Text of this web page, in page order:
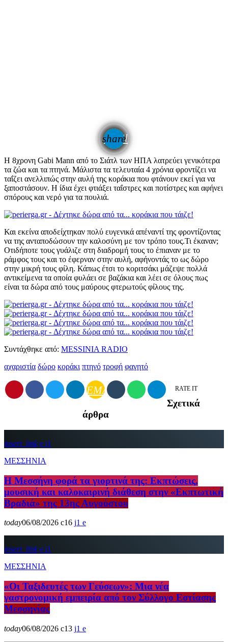
share
email
H 8χρονη Gabi Mann από το Σιάτλ των ΗΠΑ λατρεύει γενικότερα
τα ζώα και τα πτηνά. Μάλιστα τα τελευταία 4 χρόνια φροντίζει να
ταΐζει ανελλιπώς στην αυλή της κοράκια που φτάνουν εκεί για να
ξαποστάσουν. Η ίδια έχει φτιάξει ταΐστρες και ποτίστρες και αφήνει
σπόρους και νερό για τα πουλιά.
Και εκείνα αποδείχτηκαν πολύ ευγενικά απέναντί της φροντίζοντας
να της ανταποδώσουν την καλοσύνη με τον τρόπο τους.Τι έκαναν;
Οτιδήποτε τους γυάλιζε στη διαδρομή τους το έπιαναν με το
ράμφος τους και το έφερναν στην αυλή, αφήνοντάς το ως δώρο
στην μικρή τους φίλη. Κάπως έτσι το κοριτσάκι μάζεψε πολλά
αντικείμενα τα οποία φυλάει σε βαζάκια και λέει σε όλους πως
είναι τα δώρα από τους μαύρους φτερωτούς φίλους της.
Συντάχθηκε από: MESSINIA RADIO
αχαριστία δώρο κοράκι πτηνό τροφή φαγητό
EMAIL RATE IT
Σχετικά
άρθρα
insert_link
1
ΜΕΣΣΗΝΙΑ
Η Μεσσήνη φορά τα γιορτινά της: Εκπτώσεις,
μουσική και καλοκαιρινή διάθεση στην «Εκπτωτική
Βραδιά» της 13ης Αυγούστου
today06/08/2026 16 1
insert_link
1
ΜΕΣΣΗΝΙΑ
«Οι Ταξιδευτές των Γεύσεων»: Μια νέα
γαστρονομική εμπειρία από τον Σύλλογο Εστίασης
Μεσσηνίας
today06/08/2026 13 1